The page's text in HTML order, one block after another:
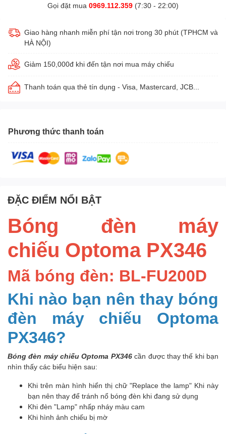
Gọi đặt mua 0969.112.359 (7:30 - 22:00)
Giao hàng nhanh miễn phí tận nơi trong 30 phút (TPHCM và
HÀ NỘI)
Giảm 150,000đ khi đến tận nơi mua máy chiếu
Thanh toán qua thẻ tín dụng - Visa, Mastercard, JCB...
Phương thức thanh toán
ĐẶC ĐIỂM NỔI BẬT
Bóng đèn máy
chiếu Optoma PX346
Mã bóng đèn: BL-FU200D
Khi nào bạn nên thay bóng
đèn máy chiếu Optoma
PX346?
Bóng đèn máy chiếu Optoma PX346cần được thay thế khi bạn
nhìn thấy các biểu hiện sau:
Khi trên màn hình hiển thị chữ "Replace the lamp" Khi này
bạn nên thay để tránh nổ bóng đèn khi đang sử dụng
Khi đèn "Lamp" nhấp nháy màu cam
Khi hình ảnh chiếu bị mờ